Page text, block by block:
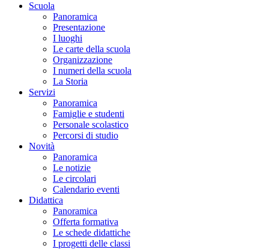
Scuola
Panoramica
Presentazione
I luoghi
Le carte della scuola
Organizzazione
I numeri della scuola
La Storia
Servizi
Panoramica
Famiglie e studenti
Personale scolastico
Percorsi di studio
Novità
Panoramica
Le notizie
Le circolari
Calendario eventi
Didattica
Panoramica
Offerta formativa
Le schede didattiche
I progetti delle classi